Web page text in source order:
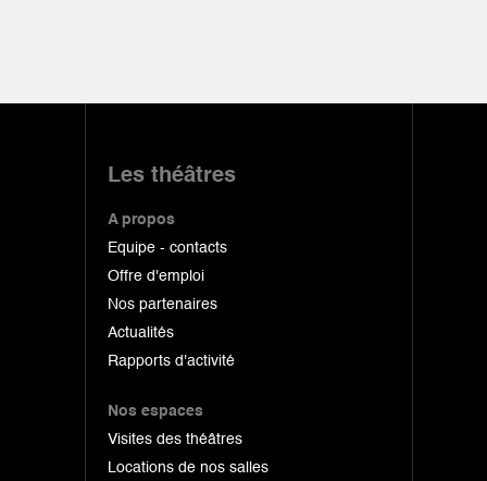
Les théâtres
A propos
Equipe - contacts
Offre d'emploi
Nos partenaires
Actualités
Rapports d'activité
Nos espaces
Visites des théâtres
Locations de nos salles